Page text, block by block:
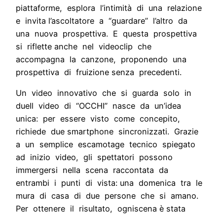
piattaforme, esplora l’intimità di una relazione
e invita l’ascoltatore a “guardare” l’altro da
una nuova prospettiva. E questa prospettiva
si riflette anche nel videoclip che
accompagna la canzone, proponendo una
prospettiva di fruizione senza precedenti.
Un video innovativo che si guarda solo in
dueIl video di “OCCHI” nasce da un’idea
unica: per essere visto come concepito,
richiede due smartphone sincronizzati. Grazie
a un semplice escamotage tecnico spiegato
ad inizio video, gli spettatori possono
immergersi nella scena raccontata da
entrambi i punti di vista: una domenica tra le
mura di casa di due persone che si amano.
Per ottenere il risultato, ogniscena è stata